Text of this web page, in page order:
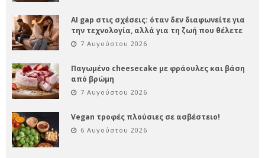
AI gap στις σχέσεις: όταν δεν διαφωνείτε για
την τεχνολογία, αλλά για τη ζωή που θέλετε
7 Αυγούστου 2026
Παγωμένο cheesecake με φράουλες και βάση
από βρώμη
7 Αυγούστου 2026
Vegan τροφές πλούσιες σε ασβέστειο!
6 Αυγούστου 2026